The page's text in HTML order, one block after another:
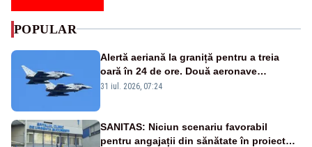
POPULAR
Alertă aeriană la graniță pentru a treia
oară în 24 de ore. Două aeronave
Eurofighter britanice au fost ridicate de la
31 iul. 2026, 07:24
SANITAS: Niciun scenariu favorabil
pentru angajații din sănătate în proiectul